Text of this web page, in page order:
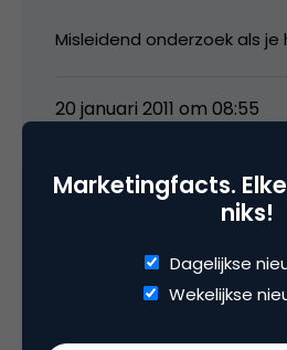
Misleidend onderzoek als
20 januari 2011 om 08:55
Marketingfacts.
niks!
Dagelijkse
Wekelijkse